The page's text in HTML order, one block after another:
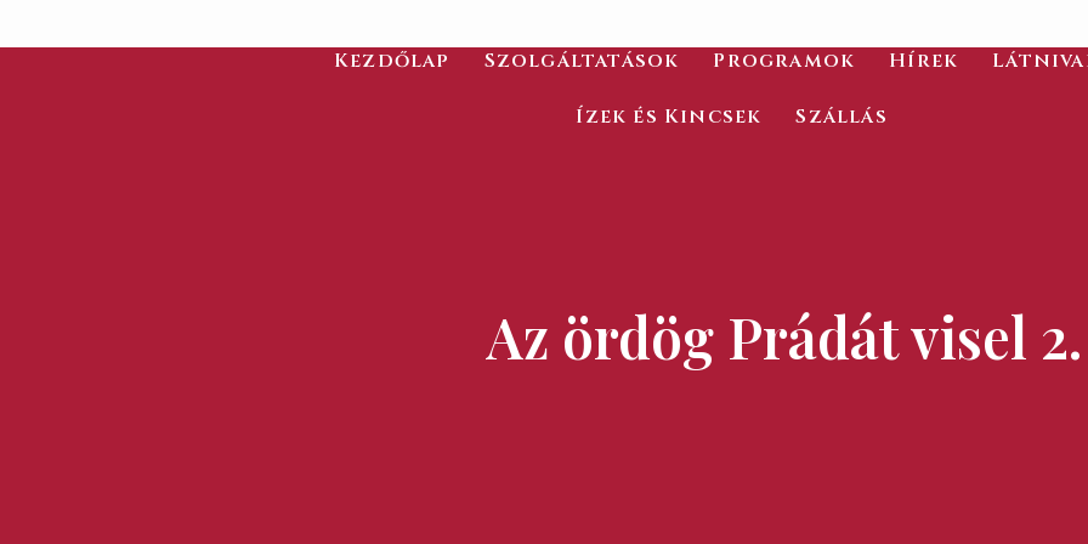
Kezdőlap Szolgáltatások Programok Hírek
Ízek és Kincsek Szállás
Az ördög Prádát visel 2.